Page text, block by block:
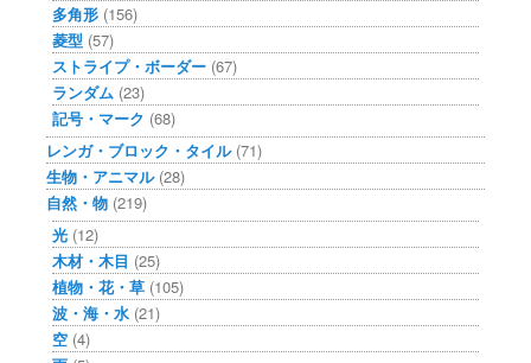
多角形 (156)
菱型 (57)
ストライプ・ボーダー (67)
ランダム (23)
記号・マーク (68)
レンガ・ブロック・タイル(71)
生物・アニマル(28)
自然・物 (219)
光 (12)
木材・木目 (25)
植物・花・草 (105)
波・海・水 (21)
空 (4)